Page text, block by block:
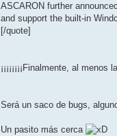
ASCARON further
and support the built-in
[/quote]
¡¡¡¡¡¡¡¡Finalmente, al
Será un saco de bugs,
Un pasito más cerca